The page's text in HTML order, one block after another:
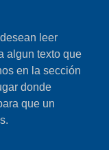
leer
algun texto que
en la sección
donde
que un